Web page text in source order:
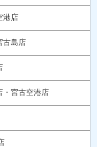
港店
古島店
・宮古空港店